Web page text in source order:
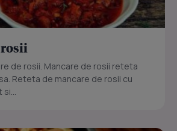
rosii
de rosii. Mancare de rosii reteta
Reteta de mancare de rosii cu